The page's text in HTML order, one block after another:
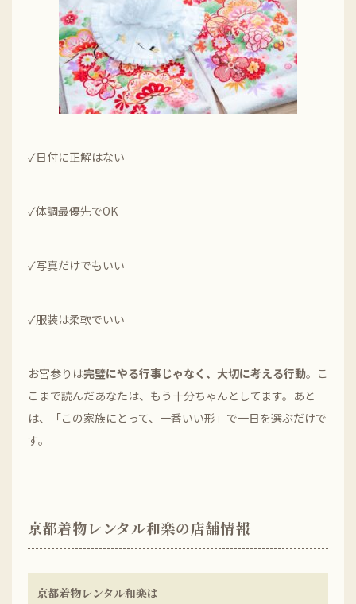
✓日付に正解はない
✓体調最優先でOK
✓写真だけでもいい
✓服装は柔軟でいい
お宮参りは完璧にやる行事じゃなく、大切に考える行動。こ
こまで読んだあなたは、もう十分ちゃんとしてます。あと
は、「この家族にとって、一番いい形」で一日を選ぶだけで
す。
京都着物レンタル和楽の店舗情報
京都着物レンタル和楽は